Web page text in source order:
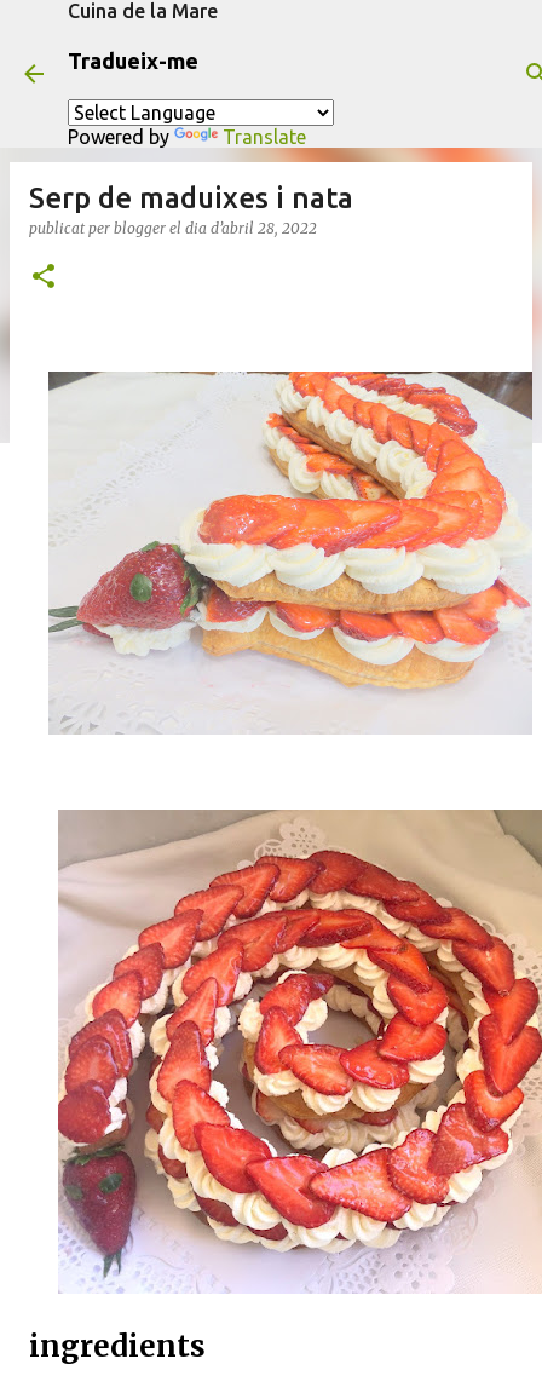
Cuina de la Mare
Tradueix-me
Powered by Translate
Serp de maduixes i nata
publicat per blogger el dia d’abril 28, 2022
ingredients